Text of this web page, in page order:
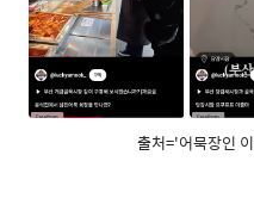
출처='어묵장인